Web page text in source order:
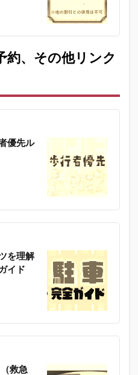
約、その他リンク
優先ル
を理解
イド
救急